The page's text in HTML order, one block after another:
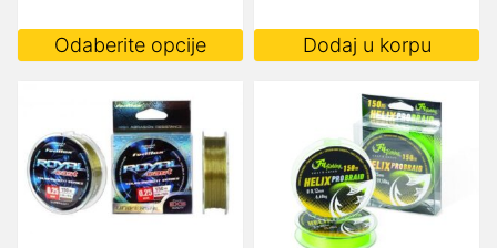
Odaberite opcije
proizvod
varijanti.
Opcije
Dodaj u korpu